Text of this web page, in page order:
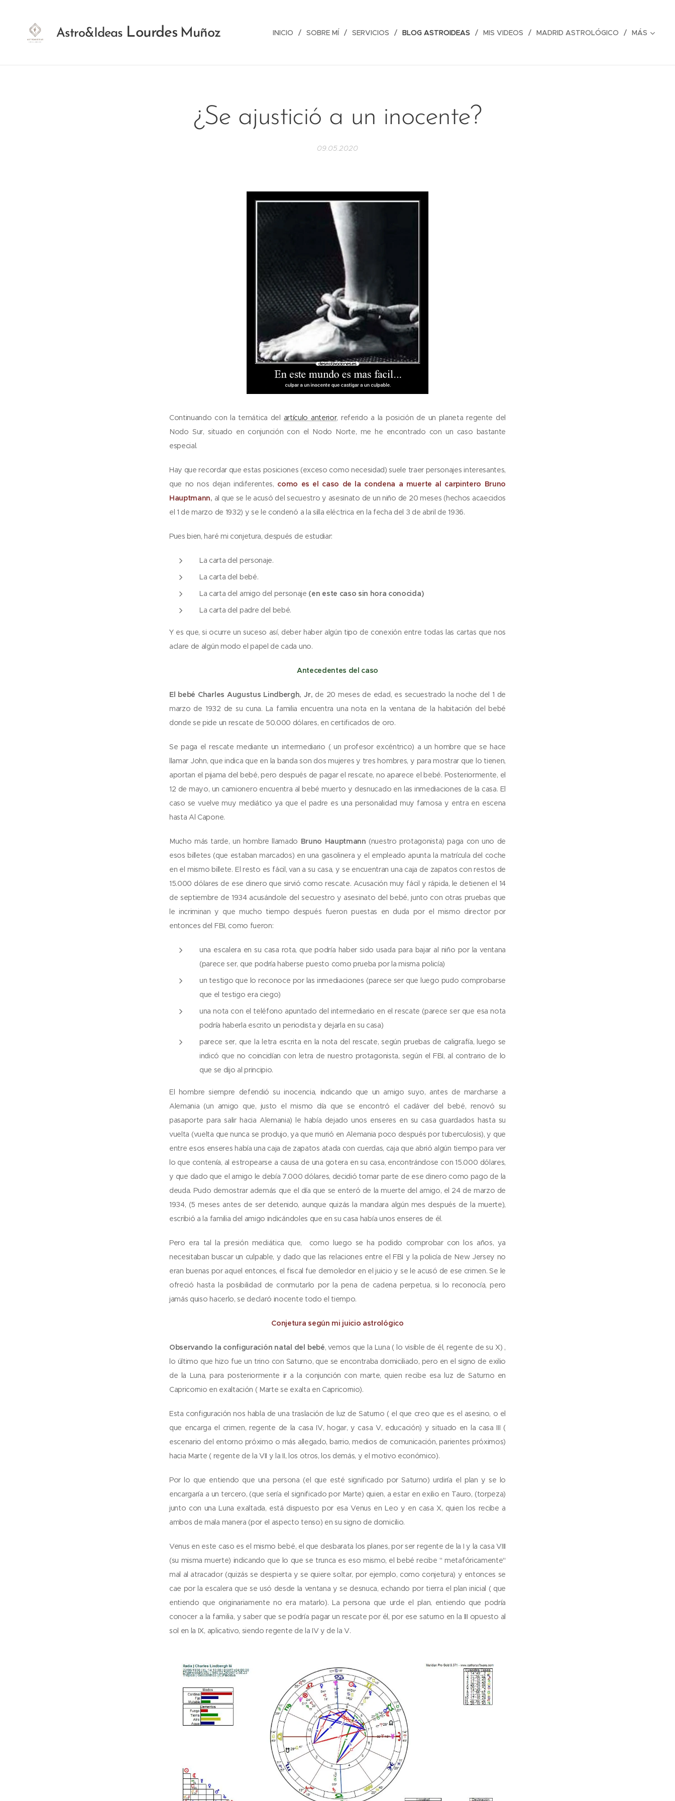
Astro&Ideas Lourdes Muñoz INICIO SOBRE MÍ SERVICIOS BLOG ASTROIDEAS MIS VIDEOS MADRID ASTROLÓGICO MÁS
¿Se ajustició a un inocente?
09.05.2020
Continuando con la temática del artículo anterior, referido a la posición de un planeta regente del
Nodo Sur, situado en conjunción con el Nodo Norte, me he encontrado con un caso bastante
especial.
Hay que recordar que estas posiciones (exceso como necesidad) suele traer personajes interesantes,
que no nos dejan indiferentes, como es el caso de la condena a muerte al carpintero Bruno
Hauptmann, al que se le acusó del secuestro y asesinato de un niño de 20 meses (hechos acaecidos
el 1 de marzo de 1932) y se le condenó a la silla eléctrica en la fecha del 3 de abril de 1936.
Pues bien, haré mi conjetura, después de estudiar:
La carta del personaje.
La carta del bebé.
La carta del amigo del personaje (en este caso sin hora conocida)
La carta del padre del bebé.
Y es que, si ocurre un suceso así, deber haber algún tipo de conexión entre todas las cartas que nos
aclare de algún modo el papel de cada uno.
Antecedentes del caso
El bebé Charles Augustus Lindbergh, Jr, de 20 meses de edad, es secuestrado la noche del 1 de
marzo de 1932 de su cuna. La familia encuentra una nota en la ventana de la habitación del bebé
donde se pide un rescate de 50.000 dólares, en certificados de oro.
Se paga el rescate mediante un intermediario ( un profesor excéntrico) a un hombre que se hace
llamar John, que indica que en la banda son dos mujeres y tres hombres, y para mostrar que lo tienen,
aportan el pijama del bebé, pero después de pagar el rescate, no aparece el bebé. Posteriormente, el
12 de mayo, un camionero encuentra al bebé muerto y desnucado en las inmediaciones de la casa. El
caso se vuelve muy mediático ya que el padre es una personalidad muy famosa y entra en escena
hasta Al Capone.
Mucho más tarde, un hombre llamado Bruno Hauptmann (nuestro protagonista) paga con uno de
esos billetes (que estaban marcados) en una gasolinera y el empleado apunta la matrícula del coche
en el mismo billete. El resto es fácil, van a su casa, y se encuentran una caja de zapatos con restos de
15.000 dólares de ese dinero que sirvió como rescate. Acusación muy fácil y rápida, le detienen el 14
de septiembre de 1934 acusándole del secuestro y asesinato del bebé, junto con otras pruebas que
le incriminan y que mucho tiempo después fueron puestas en duda por el mismo director por
entonces del FBI, como fueron:
una escalera en su casa rota, que podría haber sido usada para bajar al niño por la ventana
(parece ser, que podría haberse puesto como prueba por la misma policía)
un testigo que lo reconoce por las inmediaciones (parece ser que luego pudo comprobarse
que el testigo era ciego)
una nota con el teléfono apuntado del intermediario en el rescate (parece ser que esa nota
podría haberla escrito un periodista y dejarla en su casa)
parece ser, que la letra escrita en la nota del rescate, según pruebas de caligrafía, luego se
indicó que no coincidían con letra de nuestro protagonista, según el FBI, al contrario de lo
que se dijo al principio.
El hombre siempre defendió su inocencia, indicando que un amigo suyo, antes de marcharse a
Alemania (un amigo que, justo el mismo día que se encontró el cadáver del bebé, renovó su
pasaporte para salir hacia Alemania) le había dejado unos enseres en su casa guardados hasta su
vuelta (vuelta que nunca se produjo, ya que murió en Alemania poco después por tuberculosis), y que
entre esos enseres había una caja de zapatos atada con cuerdas, caja que abrió algún tiempo para ver
lo que contenía, al estropearse a causa de una gotera en su casa, encontrándose con 15.000 dólares,
y que dado que el amigo le debía 7.000 dólares, decidió tomar parte de ese dinero como pago de la
deuda. Pudo demostrar además que el día que se enteró de la muerte del amigo, el 24 de marzo de
1934, (5 meses antes de ser detenido, aunque quizás la mandara algún mes después de la muerte),
escribió a la familia del amigo indicándoles que en su casa había unos enseres de él.
Pero era tal la presión mediática que, como luego se ha podido comprobar con los años, ya
necesitaban buscar un culpable, y dado que las relaciones entre el FBI y la policía de New Jersey no
eran buenas por aquel entonces, el fiscal fue demoledor en el juicio y se le acusó de ese crimen. Se le
ofreció hasta la posibilidad de conmutarlo por la pena de cadena perpetua, si lo reconocía, pero
jamás quiso hacerlo, se declaró inocente todo el tiempo.
Conjetura según mi juicio astrológico
Observando la configuración natal del bebé, vemos que la Luna ( lo visible de él, regente de su X) ,
lo último que hizo fue un trino con Saturno, que se encontraba domiciliado, pero en el signo de exilio
de la Luna, para posteriormente ir a la conjunción con marte, quien recibe esa luz de Saturno en
Capricornio en exaltación ( Marte se exalta en Capricornio).
Esta configuración nos habla de una traslación de luz de Saturno ( el que creo que es el asesino, o el
que encarga el crimen, regente de la casa IV, hogar, y casa V, educación) y situado en la casa III (
escenario del entorno próximo o más allegado, barrio, medios de comunicación, parientes próximos)
hacia Marte ( regente de la VII y la II, los otros, los demás, y el motivo económico).
Por lo que entiendo que una persona (el que esté significado por Saturno) urdiría el plan y se lo
encargaría a un tercero, (que sería el significado por Marte) quien, a estar en exilio en Tauro, (torpeza)
junto con una Luna exaltada, está dispuesto por esa Venus en Leo y en casa X, quien los recibe a
ambos de mala manera (por el aspecto tenso) en su signo de domicilio.
Venus en este caso es el mismo bebé, el que desbarata los planes, por ser regente de la I y la casa VIII
(su misma muerte) indicando que lo que se trunca es eso mismo, el bebé recibe " metafóricamente"
mal al atracador (quizás se despierta y se quiere soltar, por ejemplo, como conjetura) y entonces se
cae por la escalera que se usó desde la ventana y se desnuca, echando por tierra el plan inicial ( que
entiendo que originariamente no era matarlo). La persona que urde el plan, entiendo que podría
conocer a la familia, y saber que se podría pagar un rescate por él, por ese saturno en la III opuesto al
sol en la IX, aplicativo, siendo regente de la IV y de la V.